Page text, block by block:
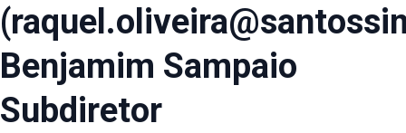
Benjamim Sampaio
Subdiretor